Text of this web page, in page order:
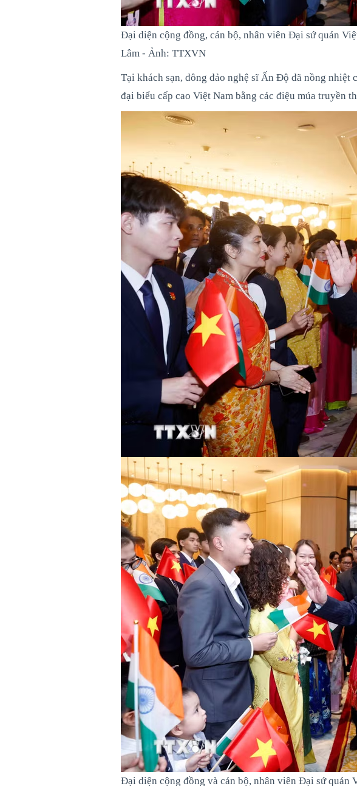
Đại diện cộng đồng, cán bộ, nhân viên Đại sứ quán
Lâm - Ảnh: TTXVN
Tại khách sạn, đông đảo nghệ sĩ Ấn Độ đã nồng
đại biểu cấp cao Việt Nam bằng các điệu múa truyền
Đại diện cộng đồng và cán bộ, nhân viên Đại sứ